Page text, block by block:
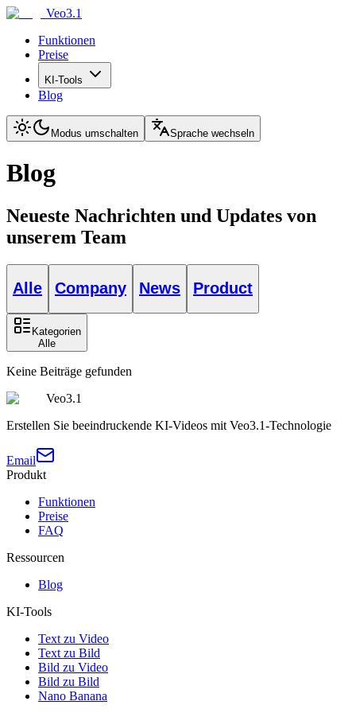
Veo3.1
Funktionen
Preise
KI-Tools
Blog
Modus umschalten Sprache wechseln
Blog
Neueste Nachrichten und Updates von
unserem Team
Alle Company News Product
Kategorien
Alle
Keine Beiträge gefunden
Veo3.1
Erstellen Sie beeindruckende KI-Videos mit Veo3.1-Technologie
Email
Produkt
Funktionen
Preise
FAQ
Ressourcen
Blog
KI-Tools
Text zu Video
Text zu Bild
Bild zu Video
Bild zu Bild
Nano Banana